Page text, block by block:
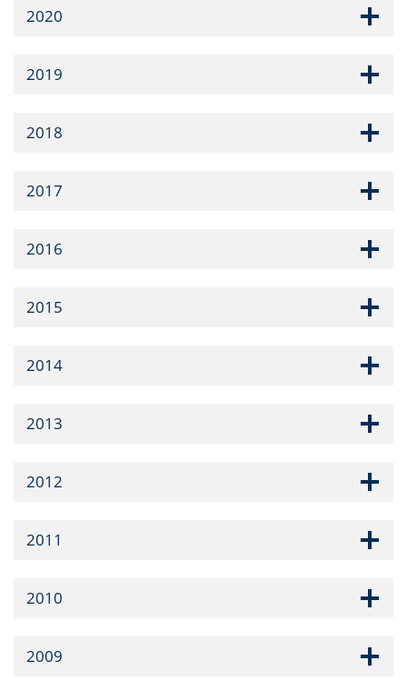
2020
2019
2018
2017
2016
2015
2014
2013
2012
2011
2010
2009